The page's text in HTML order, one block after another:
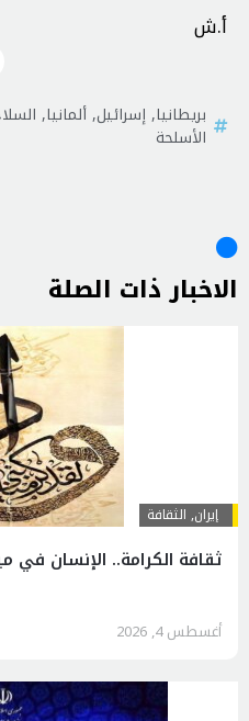
أ.ش
بريطانيا,إسرائيل,ألمانيا,
الأسلحة
الاخبار ذات الصلة
إيران, الثقافة
ثقافة الكرامة.. الإنسان في
أغسطس 4, 2026